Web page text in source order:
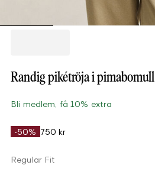
Randig pikétröja i pimabomull
Bli medlem, få 10% extra
-50% 750 kr
Regular Fit